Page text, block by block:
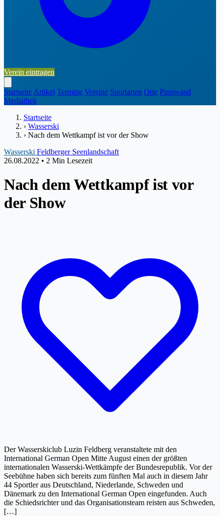
Verein eintragen
Startseite Artikel Termine Vereine Sportarten Orte Pinnwand
Mediathek
Startseite
› Wasserski
› Nach dem Wettkampf ist vor der Show
Wasserski Feldberger Seenlandschaft
26.08.2022 • 2 Min Lesezeit
Nach dem Wettkampf ist vor
der Show
Der Wasserskiclub Luzin Feldberg veranstaltete mit den
International German Open Mitte August einen der größten
internationalen Wasserski-Wettkämpfe der Bundesrepublik. Vor der
Seebühne haben sich bereits zum fünften Mal auch in diesem Jahr
44 Sportler aus Deutschland, Niederlande, Schweden und
Dänemark zu den International German Open eingefunden. Auch
die Schiedsrichter und das Organisationsteam reisten aus Schweden,
[…]